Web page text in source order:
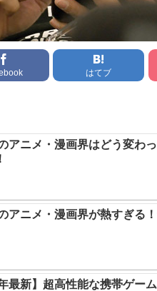
はてブ
アニメ・漫画界はどう変わ
アニメ・漫画界が熱すぎる
最新】超高性能な携帯ゲー